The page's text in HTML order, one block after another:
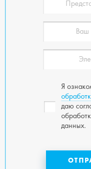
Я
даю
данных.